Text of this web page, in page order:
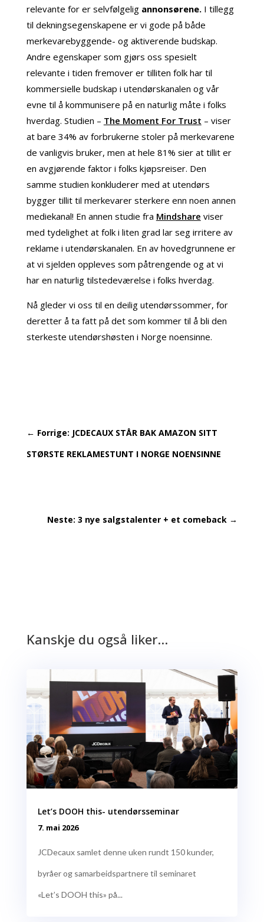
relevante for er selvfølgeligannonsørene. I tillegg
til dekningsegenskapene er vi gode på både
merkevarebyggende- og aktiverende budskap.
Andre egenskaper som gjørs oss spesielt
relevante i tiden fremover er tilliten folk har til
kommersielle budskap i utendørskanalen og vår
evne til å kommunisere på en naturlig måte i folks
hverdag. Studien – The Moment For Trust – viser
at bare 34% av forbrukerne stoler på merkevarene
de vanligvis bruker, men at hele 81% sier at tillit er
en avgjørende faktor i folks kjøpsreiser. Den
samme studien konkluderer med at utendørs
bygger tillit til merkevarer sterkere enn noen annen
mediekanal! En annen studie fra Mindshare viser
med tydelighet at folk i liten grad lar seg irritere av
reklame i utendørskanalen. En av hovedgrunnene er
at vi sjelden oppleves som påtrengende og at vi
har en naturlig tilstedeværelse i folks hverdag.
Nå gleder vi oss til en deilig utendørssommer, for
deretter å ta fatt på det som kommer til å bli den
sterkeste utendørshøsten i Norge noensinne.
← Forrige: JCDECAUX STÅR BAK AMAZON SITT
STØRSTE REKLAMESTUNT I NORGE NOENSINNE
Neste: 3 nye salgstalenter + et comeback →
Kanskje du også liker…
Let’s DOOH this- utendørsseminar
7. mai 2026
JCDecaux samlet denne uken rundt 150 kunder,
byråer og samarbeidspartnere til seminaret
«Let’s DOOH this» på...